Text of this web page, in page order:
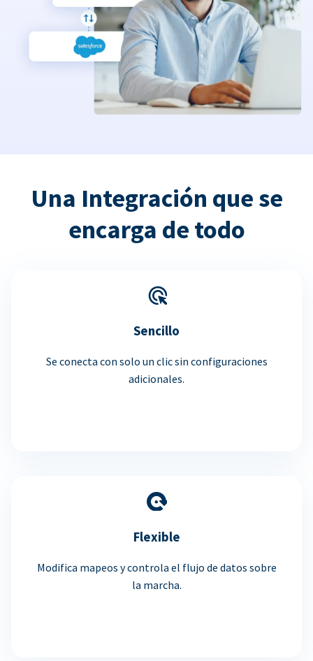
Una Integración que se
encarga de todo
Sencillo
Se conecta con solo un clic sin configuraciones
adicionales.
Flexible
Modifica mapeos y controla el flujo de datos sobre
la marcha.